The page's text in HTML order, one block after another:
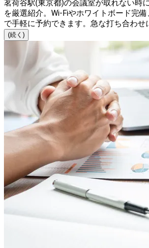
茗荷谷駅(東京都)の会議室が取れない時
を厳選紹介。Wi-Fiやホワイトボード完
で手軽に予約できます。急な打ち合わせ
(続く)